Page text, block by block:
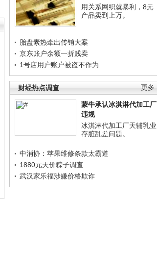
用关系网织就暴利，8元
产品卖到上万。
胎盘素热牵出传销大案
京东账户余额一折贱卖
1号店用户账户被盗不作为
更多
财经热点调查
蒙牛承认冰淇淋代加工厂
违规
冰淇淋代加工厂天辅乳业
存脏乱差问题。
中消协：苹果维修条款太霸道
1880元天价粽子调查
武汉家乐福涉嫌价格欺诈